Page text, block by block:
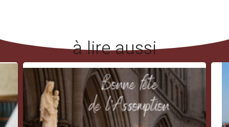
à lire aussi